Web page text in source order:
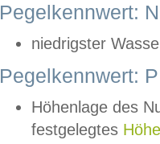
Pegelkennwert:
niedrigster
Pegelkennwert:
Höhenlage des
festgelegtes